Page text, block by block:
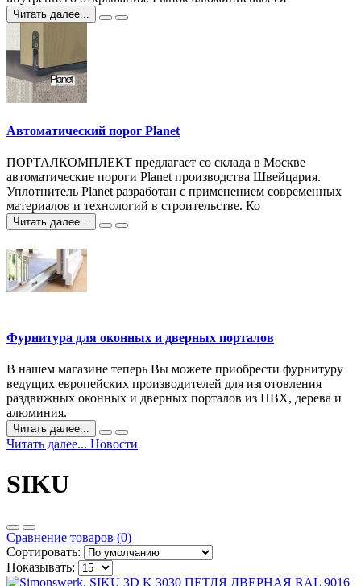
Читать далее...
Автоматический порог Planet
ПОРТАЛКОМПЛЕКТ предлагает со склада в Москве
автоматические пороги Planet производства Швейцария.
Уплотнитель Planet разработан с применением современных
материалов и технологий в строительстве. Ко
Читать далее...
Фурнитура для оконных и дверных порталов
В нашем магазине теперь Вы можете приобрести фурнитуру
ведущих европейских производителей для изготовления
раздвижных оконных и дверных порталов из ПВХ, дерева и
алюминия.
Читать далее...
Читать далее... Новости
SIKU
Сравнение товаров (0)
Сортировать:
Показывать: